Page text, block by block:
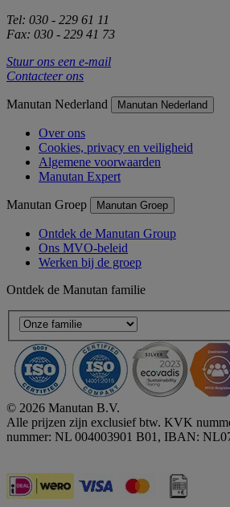
Tel: 030 - 229 61 11
Fax: 030 - 229 41 73
Stuur ons een e-mail
Contacteer ons
Manutan Nederland Manutan Nederland
Over ons
Cookies, privacy en veiligheid
Algemene voorwaarden
Manutan Expert
Manutan Groep Manutan Groep
Ontdek de Manutan Group
Ons MVO-beleid
Werken bij de groep
Ontdek de Manutan familie
© 2026 Manutan B.V.
Alle prijzen zijn exclusief btw. KVK
nummer: NL 004003901 B01, IBAN: